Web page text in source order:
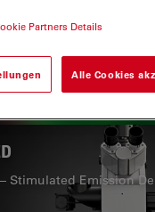
Mehrfarben-
Stimulated Emission
Partners Details
Alle Cookies